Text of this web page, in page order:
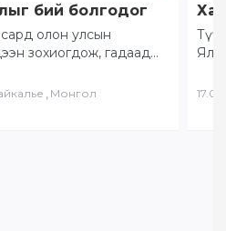
бий болгодог
сард олон улсын
зохиогдож, гадаад
буюу…
, Монгол